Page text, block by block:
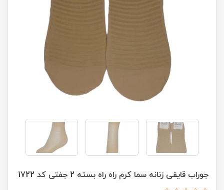
جوراب قایقی زنانه سما کرم راه راه بسته 2 جفتی کد 1722